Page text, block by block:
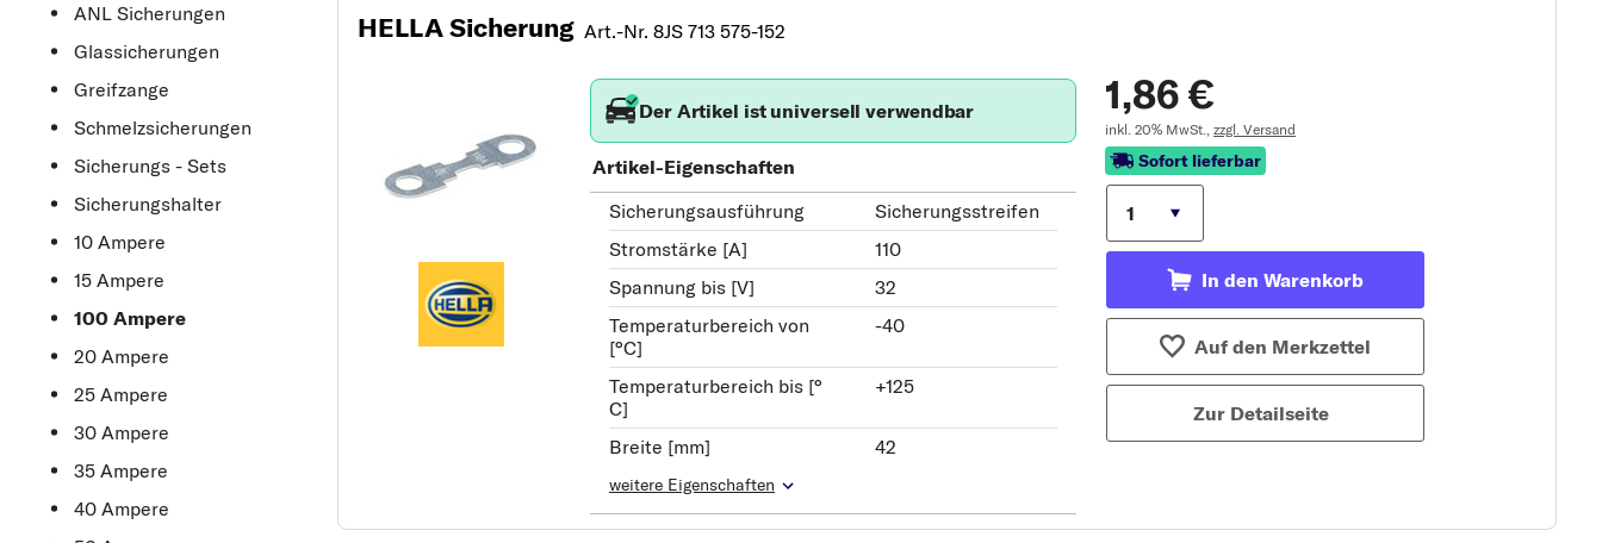
ANL Sicherungen
Glassicherungen
Greifzange
Schmelzsicherungen
Sicherungs - Sets
Sicherungshalter
10 Ampere
15 Ampere
100 Ampere
20 Ampere
25 Ampere
30 Ampere
35 Ampere
40 Ampere
HELLA Sicherung Art.-Nr. 8JS 713 575-152
Der Artikel ist universell verwendbar
Artikel-Eigenschaften
Sicherungsausführung
Sicherungsstreifen
Stromstärke [A]
110
Spannung bis [V]
32
Temperaturbereich von
[°C]
-40
Temperaturbereich bis [°
C]
+125
Breite [mm] 42
weitere Eigenschaften
1,86 €
inkl. 20% MwSt., zzgl. Versand
Sofort lieferbar
In den Warenkorb
Auf den Merkzettel
Zur Detailseite